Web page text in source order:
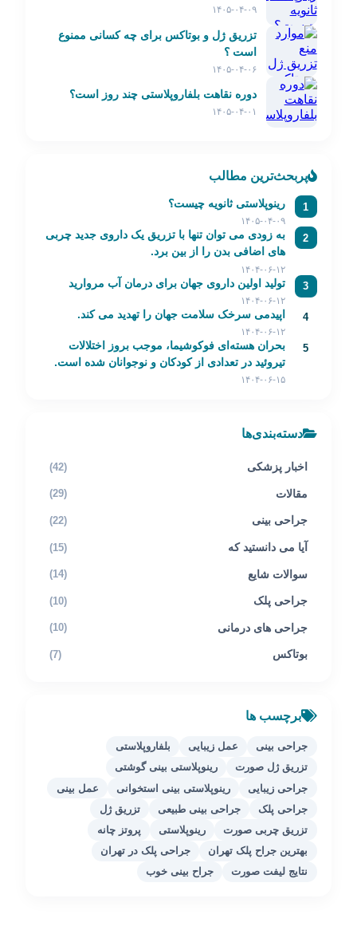
۱۴۰۵-۰۴-۰۹
تزریق ژل و بوتاکس برای چه کسانی ممنوع
است ؟
۱۴۰۵-۰۴-۰۶
دوره نقاهت بلفاروپلاستی چند روز است؟
۱۴۰۵-۰۴-۰۱
پربحث‌ترین مطالب
1 رینوپلاستی ثانویه چیست؟
۱۴۰۵-۰۴-۰۹
2
به زودی می توان تنها با تزریق یک داروی جدید چربی
های اضافی بدن را از بین برد.
۱۴۰۴-۰۶-۱۲
3 تولید اولین داروی جهان برای درمان آب مروارید
۱۴۰۴-۰۶-۱۲
4 اپیدمی سرخک سلامت جهان را تهدید می کند.
۱۴۰۴-۰۶-۱۲
5
بحران هسته‌ای فوکوشیما، موجب بروز اختلالات
تیروئید در تعدادی از کودکان و نوجوانان شده است.
۱۴۰۴-۰۶-۱۵
دسته‌بندی‌ها
اخبار پزشکی (42)
مقالات (29)
جراحی بینی (22)
آیا می دانستید که (15)
سوالات شایع (14)
جراحی پلک (10)
جراحی های درمانی (10)
بوتاکس (7)
برچسب ها
جراحی بینی عمل زیبایی
بلفاروپلاستی
تزریق ژل صورت
رینوپلاستی بینی گوشتی
جراحی زیبایی
رینوپلاستی بینی استخوانی
عمل بینی
جراحی پلک
جراحی بینی طبیعی
تزریق ژل
تزریق چربی صورت
رینوپلاستی
پروتز چانه
بهترین جراح پلک تهران
جراحی پلک در تهران
نتایج لیفت صورت
جراح بینی خوب